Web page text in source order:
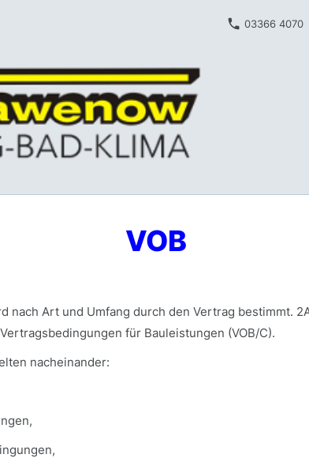
03366 4070
VOB
nach Art und Umfang durch den Vertrag bestimmt.
für Bauleistungen (VOB/C).
nacheinander: